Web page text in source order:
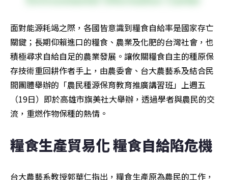
面對能源耗竭之際，各國皆意識到糧食自給率是國家存亡
關鍵；長期仰賴進口的糧食、農業及化肥的台灣社會，也
積極尋求自給自足的農業發展。讓攸關糧食自主的種原保
存技術重回耕作者手上，由農委會、台大農藝系及結合民
間團體舉辦的「農民種源保育教育推廣講習班」上週五
（19日）即於高雄市旗美社大舉辦，透過學者與農民的交
流，重燃作物保種的熱情。
糧食生產貿易化 糧食自給陷危機
台大農藝系教授郭華仁指出，糧食生產原為農民的工作，